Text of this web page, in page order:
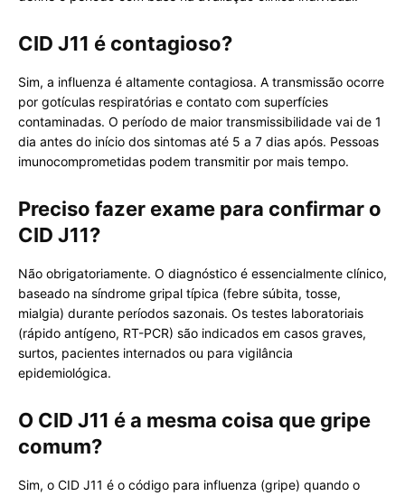
CID J11 é contagioso?
Sim, a influenza é altamente contagiosa. A transmissão ocorre
por gotículas respiratórias e contato com superfícies
contaminadas. O período de maior transmissibilidade vai de 1
dia antes do início dos sintomas até 5 a 7 dias após. Pessoas
imunocomprometidas podem transmitir por mais tempo.
Preciso fazer exame para confirmar o
CID J11?
Não obrigatoriamente. O diagnóstico é essencialmente clínico,
baseado na síndrome gripal típica (febre súbita, tosse,
mialgia) durante períodos sazonais. Os testes laboratoriais
(rápido antígeno, RT-PCR) são indicados em casos graves,
surtos, pacientes internados ou para vigilância
epidemiológica.
O CID J11 é a mesma coisa que gripe
comum?
Sim, o CID J11 é o código para influenza (gripe) quando o